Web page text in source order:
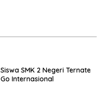
Siswa SMK 2 Negeri Ternate
Go Internasional